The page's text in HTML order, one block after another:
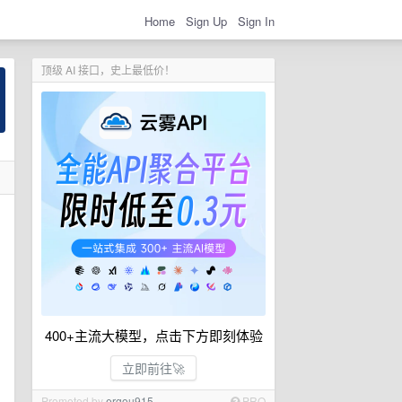
Home Sign Up Sign In
顶级 AI 接口，史上最低价！
400+主流大模型，点击下方即刻体验
立即前往🚀